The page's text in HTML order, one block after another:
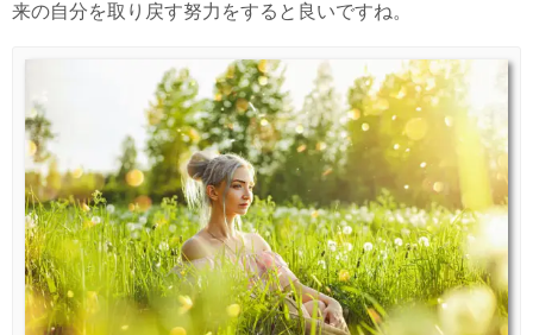
来の自分を取り戻す努力をすると良いですね。